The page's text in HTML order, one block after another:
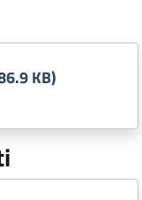
KB)